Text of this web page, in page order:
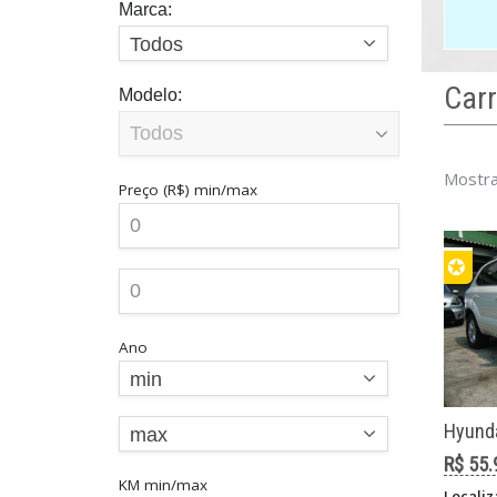
✪
R$
Marca:
Todos
Modelo:
Preço (R$) min/max
Ano
min
max
KM min/max